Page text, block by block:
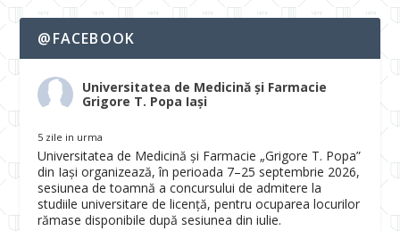
@FACEBOOK
Universitatea de Medicină și Farmacie
Grigore T. Popa Iași
5 zile in urma
Universitatea de Medicină și Farmacie „Grigore T. Popa”
din Iași organizează, în perioada 7–25 septembrie 2026,
sesiunea de toamnă a concursului de admitere la
studiile universitare de licență, pentru ocuparea locurilor
rămase disponibile după sesiunea din iulie.